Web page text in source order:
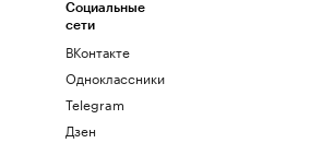
Социальные
сети
ВКонтакте
Одноклассники
Telegram
Дзен